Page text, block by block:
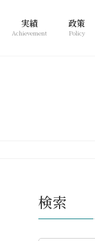
実績
Achievement
政策
Policy
検索